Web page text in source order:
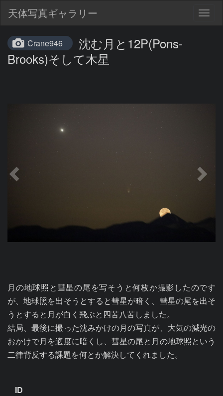
天体写真ギャラリー
Crane946
沈む月と12P(Pons-
Brooks)そして木星
月の地球照と彗星の尾を写そうと何枚か撮影したのです
が、地球照を出そうとすると彗星が暗く、彗星の尾を出そ
うとすると月が白く飛ぶと四苦八苦しました。
結局、最後に撮った沈みかけの月の写真が、大気の減光の
おかけで月を適度に暗くし、彗星の尾と月の地球照という
二律背反する課題を何とか解決してくれました。
ID